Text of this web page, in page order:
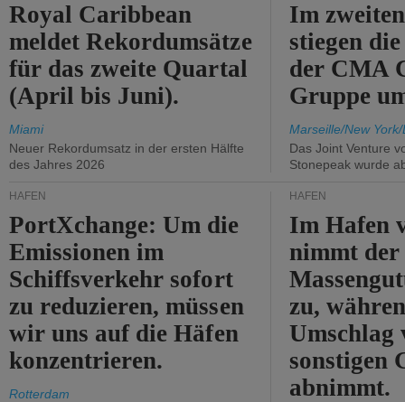
Royal Caribbean
meldet Rekordumsätze
für das zweite Quartal
(April bis Juni).
Miami
Neuer Rekordumsatz in der ersten Hälfte
des Jahres 2026
Im
stiegen
der CMA
Gruppe
Marseille/New
Das Joint Venture
Stonepeak wurde
HÄFEN
PortXchange: Um die
Emissionen im
Schiffsverkehr sofort
zu reduzieren, müssen
wir uns auf die Häfen
konzentrieren.
Rotterdam
HÄFEN
Im Hafen
nimmt der
zu,
Umschlag
sonstigen
abnimmt.